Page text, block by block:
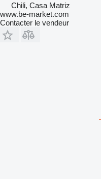
Chili, Casa Matriz
www.be-market.com
Contacter le vendeur